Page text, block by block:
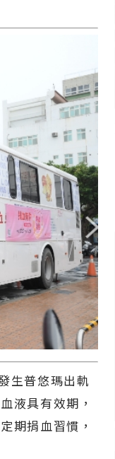
生普悠瑪出軌
液具有效期，
期捐血習慣，